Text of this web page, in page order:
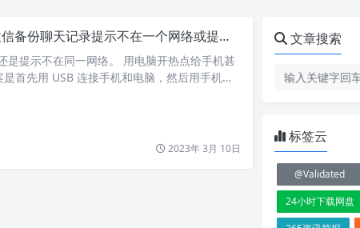
聊天记录提示不在一个网络或提示网络情况复杂
是提示不在同一网络。 用电脑开热点给手机甚
首先用 USB 连接手机和电脑，然后用手机通
2023年 3月 10日
文章搜索
标签云
@Validated
24小时下载网盘